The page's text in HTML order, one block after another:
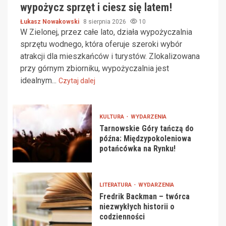
wypożycz sprzęt i ciesz się latem!
Łukasz Nowakowski 8 sierpnia 2026 10
W Zielonej, przez całe lato, działa wypożyczalnia
sprzętu wodnego, która oferuje szeroki wybór
atrakcji dla mieszkańców i turystów. Zlokalizowana
przy górnym zbiorniku, wypożyczalnia jest
idealnym... Czytaj dalej
KULTURA WYDARZENIA
Tarnowskie Góry tańczą do
późna: Międzypokoleniowa
potańcówka na Rynku!
LITERATURA WYDARZENIA
Fredrik Backman – twórca
niezwykłych historii o
codzienności